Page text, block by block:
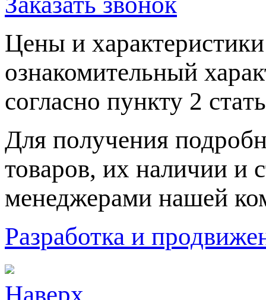
Цeны и
ознакомительный
согласно пункту 2
Для пoлучения
товaров, их нaличии и
менеджерами нашей
Разработка и
Наверх